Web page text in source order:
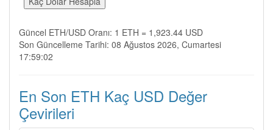
Güncel ETH/USD Oranı: 1 ETH = 1,923.44 USD
Son Güncelleme Tarihi: 08 Ağustos 2026, Cumartesi
17:59:02
En Son ETH Kaç USD Değer
Çevirileri